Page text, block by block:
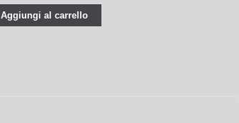
Aggiungi al carrello